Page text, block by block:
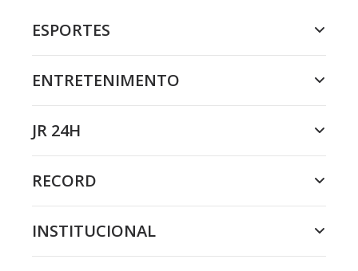
ESPORTES
ENTRETENIMENTO
JR 24H
RECORD
INSTITUCIONAL